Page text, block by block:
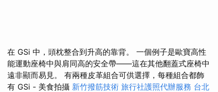
在 GSi 中，頭枕整合到升高的靠背。 一個例子是歐寶高性
能運動座椅中與肩同高的安全帶——這在其他翻蓋式座椅中
遠非顯而易見。 有兩種皮革組合可供選擇，每種組合都飾
有 GSi - 美食拍攝 新竹撥筋技術 旅行社護照代辦服務 台北